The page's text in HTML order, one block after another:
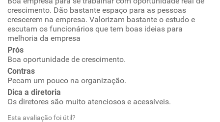
Ambiente de trabalho
Conciliação com a vida familiar
Benefícios
Recomenda esta empresa
Recomenda a diretoria
crescimento. Dão bastante espaço para as pessoas
crescerem na empresa. Valorizam bastante o estudo e
escutam os funcionários que tem boas ideias para
melhoria da empresa
Prós
Boa oportunidade de crescimento.
Contras
Pecam um pouco na organização.
Dica a diretoria
Os diretores são muito atenciosos e acessíveis.
Esta avaliação foi útil?